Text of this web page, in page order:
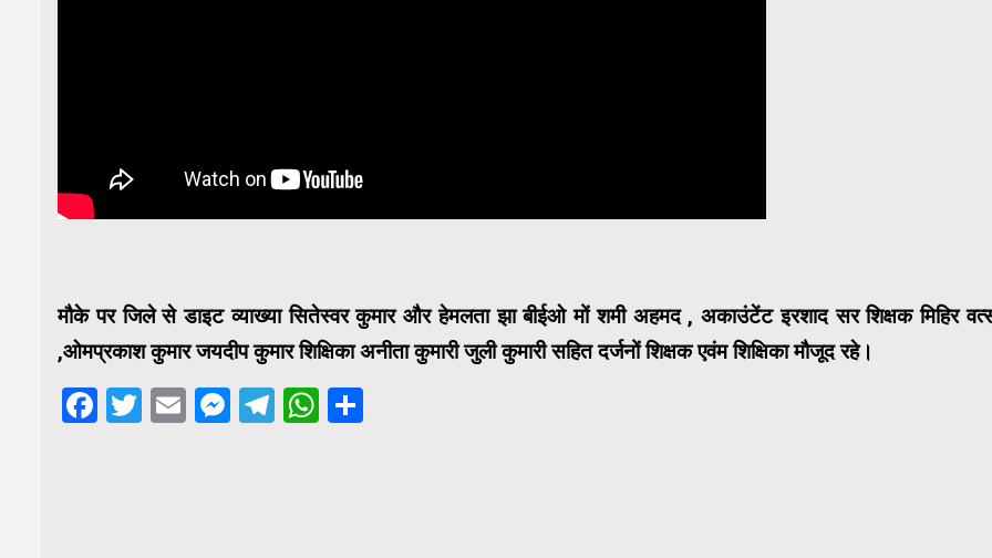
मौके पर जिले से डाइट व्याख्या सितेस्वर कुमार और हेमलता झा बीईओ मों शमी अहमद , अकाउंटेंट इरशाद सर शिक्षक मिहिर
,ओमप्रकाश कुमार जयदीप कुमार शिक्षिका अनीता कुमारी जुली कुमारी सहित दर्जनों शिक्षक एवंम शिक्षिका मौजूद रहे।
Facebook
Twitter
EmailMessenger
Telegram
WhatsApp